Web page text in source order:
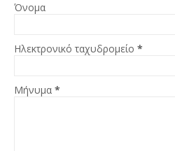
Όνομα
Ηλεκτρονικό ταχυδρομείο *
Μήνυμα *